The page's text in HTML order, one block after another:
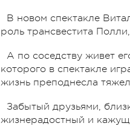
В новом спектакле
роль трансвестита
А по соседству живет
которого в спектакле
жизнь преподнесла
Забытый друзьями,
жизнерадостный и